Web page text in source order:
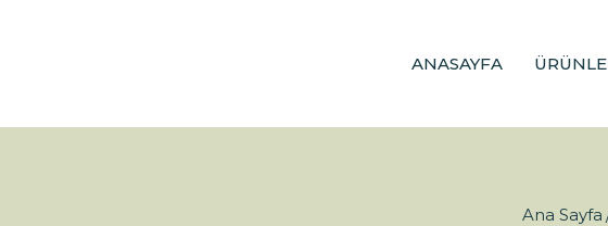
ANASAYFA
Ana Sayfa